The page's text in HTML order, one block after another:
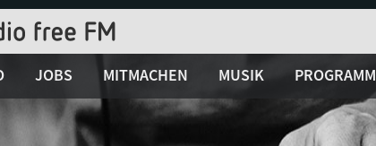
JOBS MITMACHEN MUSIK PROGRAMM